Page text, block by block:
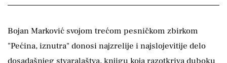
Bojan Marković svojom trećom pesničkom zbirkom
"Pećina, iznutra" donosi najzrelije i najslojevitije delo